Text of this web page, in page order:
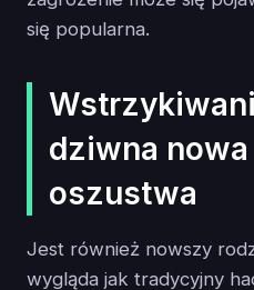
się popularna.
dziwna
oszustwa
Jest również nowszy
wygląda jak tradycyjny